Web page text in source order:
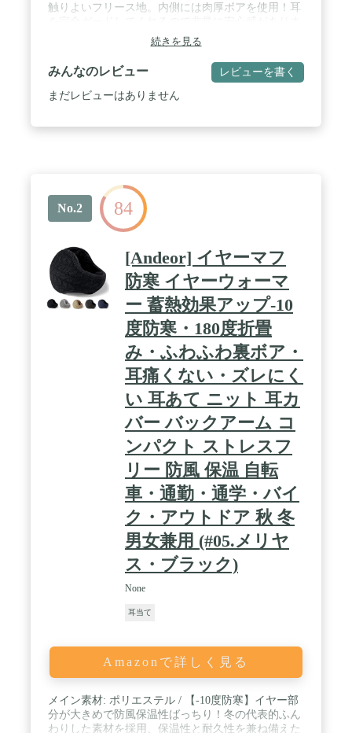
触りよいフリース地。内側には肉厚ボアを使用！耳
す。 / スポーツ、アウトドア全般はもちろんタウン
ユースでも通用するデザインがうれしいですね！ /
【サイズ】 耳にあたる部分の直径：約12cm アーム
幅：約3.5cm / カラー：迷彩カモ、ブラックの2カラ
ーがございます。
続きを見る
みんなのレビュー レビューを書く
まだレビューはありません
No.2 84
[Andeor] イヤーマフ
防寒 イヤーウォーマ
ー 蓄熱効果アップ-10
度防寒・180度折畳
み・ふわふわ裏ボア・
耳痛くない・ズレにく
い 耳あて ニット 耳カ
バー バックアーム コ
ンパクト ストレスフ
リー 防風 保温 自転
車・通勤・通学・バイ
ク・アウトドア 秋 冬
男女兼用 (#05.メリヤ
ス・ブラック)
None
耳当て
Amazonで詳しく見る
メイン素材: ポリエステル / 【-10度防寒】イヤー部
分が大きめで防風保温性ばっちり！冬の代表的ふん
わりした素材を採用、保温性と耐久性を兼ね備えた